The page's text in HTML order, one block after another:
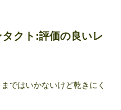
クト:評価の良いレ
ではいかないけど乾きにく